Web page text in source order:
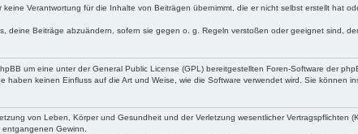
keine Verantwortung für die Inhalte von Beiträgen übernimmt, die er nicht selbst erstellt
deine Beiträge abzuändern, sofern sie gegen o. g. Regeln verstoßen oder geeignet sind,
um eine unter der General Public License (GPL) bereitgestellten Foren-Software der
haben keinen Einfluss auf die Art und Weise, wie die Software verwendet wird. Sie
von Leben, Körper und Gesundheit und der Verletzung wesentlicher
Gewinn.